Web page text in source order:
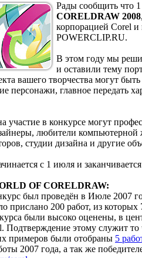
Рады сообщить что
CORELDRAW 2008
корпорацией Corel и
POWERCLIP.RU.
В этом году мы
и оставили тему
вашего творчества могут
персонажи, главное передать
участие в конкурсе могут
любители компьютерной
студии дизайна и другие
с 1 июля и
OF CORELDRAW:
был проведён в Июле 2007
прислано 200 работ, из
были высоко оценены, в
Подтверждение этому служит
примеров были отобраны 5
2007 года, а так же